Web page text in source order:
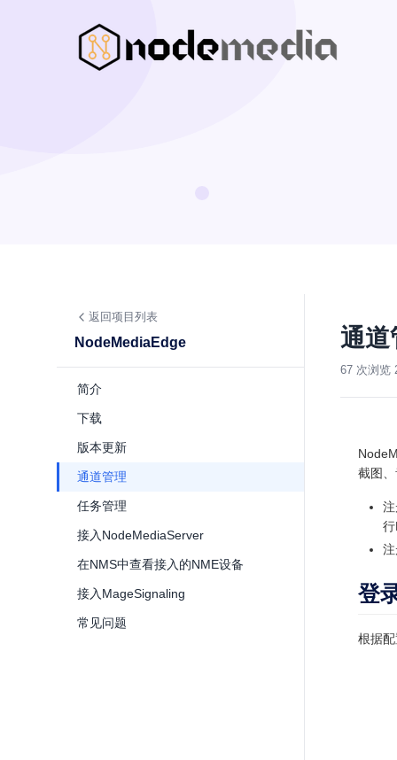
返回项目列表
NodeMediaEdge
简介
下载
版本更新
通道管理
任务管理
接入NodeMediaServer
在NMS中查看接入的NME设备
接入MageSignaling
常见问题
通道
67 次浏览
截图、
行
登
根据